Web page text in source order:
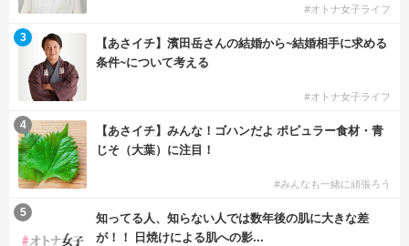
#オトナ女子ライフ
【あさイチ】濱田岳さんの結婚から~結婚相手に求める
条件~について考える
#オトナ女子ライフ
3
【あさイチ】みんな！ゴハンだよ ポピュラー食材・青
じそ（大葉）に注目！
#みんなも一緒に頑張ろう
4
知ってる人、知らない人では数年後の肌に大きな差
が！！ 日焼けによる肌への影...
5